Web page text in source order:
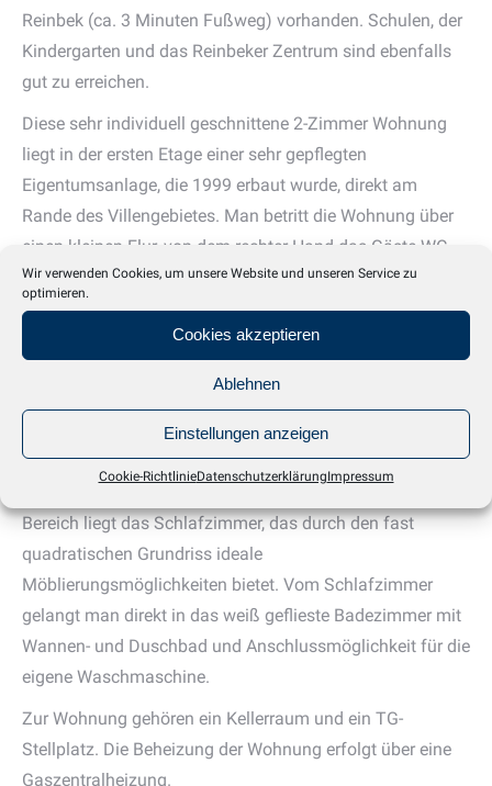
Wir verwenden Cookies, um unsere Website und unseren Service zu
optimieren.
Cookies akzeptieren
Ablehnen
Einstellungen anzeigen
Cookie-RichtlinieDatenschutzerklärungImpressum
Reinbek (ca. 3 Minuten Fußweg) vorhanden. Schulen, der
Kindergarten und das Reinbeker Zentrum sind ebenfalls
gut zu erreichen.
Diese sehr individuell geschnittene 2-Zimmer Wohnung
liegt in der ersten Etage einer sehr gepflegten
Eigentumsanlage, die 1999 erbaut wurde, direkt am
Rande des Villengebietes. Man betritt die Wohnung über
einen kleinen Flur, von dem rechter Hand das Gäste-WC
und eine Garderobennische abgehen. Geradeaus gelangt
man in das sonnige und sehr großzügig geschnittene
Wohnzimmer, mit Blick ins Grüne. Von hier gelangt man
öffnet sich das Wohnzimmer zur modernen Wohnküche
in Weiß mit Erkervorbau, in dem viel Platz für eine
Bereich liegt das Schlafzimmer, das durch den fast
quadratischen Grundriss ideale
Möblierungsmöglichkeiten bietet. Vom Schlafzimmer
gelangt man direkt in das weiß geflieste Badezimmer mit
Wannen- und Duschbad und Anschlussmöglichkeit für die
eigene Waschmaschine.
Zur Wohnung gehören ein Kellerraum und ein TG-
Stellplatz. Die Beheizung der Wohnung erfolgt über eine
Gaszentralheizung.